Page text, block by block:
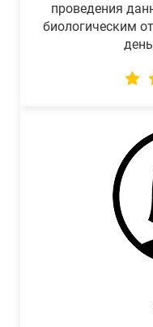
проведения
биологическим